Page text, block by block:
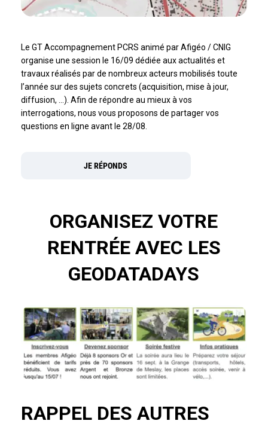
Le GT Accompagnement PCRS animé par Afigéo / CNIG
organise une session le 16/09 dédiée aux actualités et
travaux réalisés par de nombreux acteurs mobilisés toute
l’année sur des sujets concrets (acquisition, mise à jour,
diffusion, …). Afin de répondre au mieux à vos
interrogations, nous vous proposons de partager vos
questions en ligne avant le 28/08.
JE RÉPONDS
ORGANISEZ VOTRE
RENTRÉE AVEC LES
GEODATADAYS
RAPPEL DES AUTRES